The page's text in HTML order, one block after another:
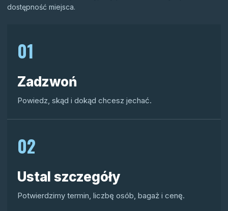
dostępność miejsca.
01
Zadzwoń
Powiedz, skąd i dokąd chcesz jechać.
02
Ustal szczegóły
Potwierdzimy termin, liczbę osób, bagaż i cenę.